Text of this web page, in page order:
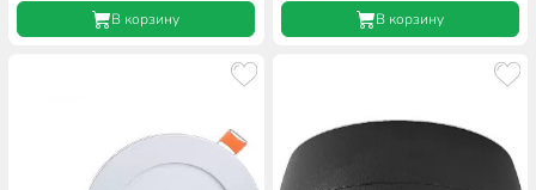
В корзину В корзину